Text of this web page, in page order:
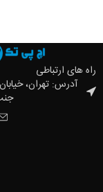
راه های ارتباطی
آدرس: تهران،
جنب